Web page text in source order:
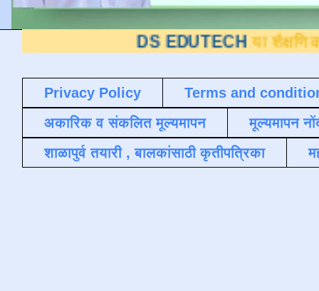
DS EDUTECH या शैक्षणिक ब्लॉगवर
Privacy Policy
Terms and
अकारिक व संकलित मूल्यमापन
मूल्यमापन
शाळापुर्व तयारी , बालकांसाठी कृतीपत्रिका